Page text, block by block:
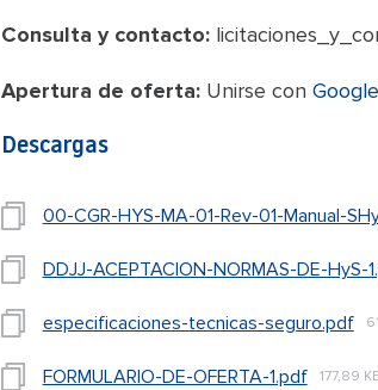
Consulta y contacto:
Apertura de oferta:Unirse con
Descargas
00-CGR-HYS-MA-01-Rev-01-Manual-
DDJJ-ACEPTACION-NORMAS-DE-HyS-
especificaciones-tecnicas-seguro.pdf
FORMULARIO-DE-OFERTA-1.pdf 177,89